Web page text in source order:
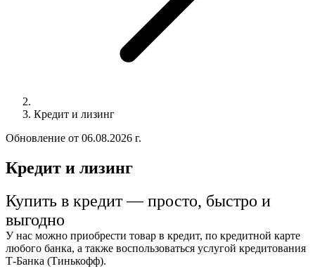
Кредит и лизинг
Обновление от 06.08.2026 г.
Кредит и лизинг
Купить в кредит — просто, быстро и
выгодно
У нас можно приобрести товар в кредит, по кредитной карте
любого банка, а также воспользоваться услугой кредитования
Т-Банка (Тинькофф).